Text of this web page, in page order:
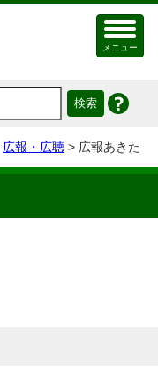
メニュー
広報・広聴 > 広報あきた